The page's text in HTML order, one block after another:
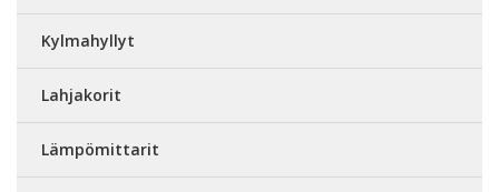
Kylmahyllyt
Lahjakorit
Lämpömittarit